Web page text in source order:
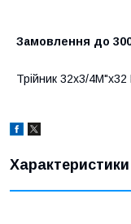
Замовлення до
Трійник 32x3/
Характеристики